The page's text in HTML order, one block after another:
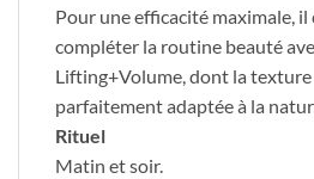
Pour une efficacité maximale,
compléter la routine beauté
Lifting+Volume, dont la
parfaitement adaptée à la
Rituel
Matin et soir.